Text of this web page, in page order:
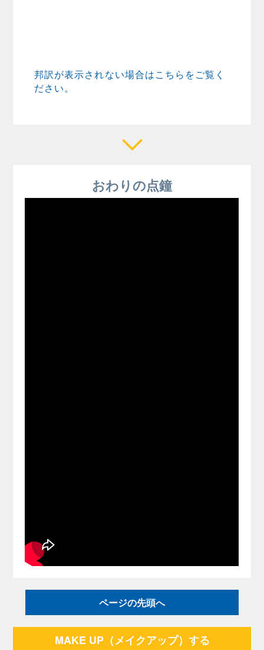
邦訳が表示されない場合はこちらをご覧く
ださい。
おわりの点鐘
ページの先頭へ
MAKE UP（メイクアップ）する